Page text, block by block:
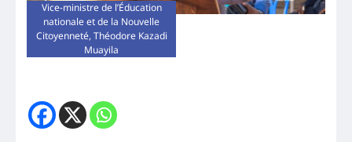
Vice-ministre de l’Éducation
nationale et de la Nouvelle
Citoyenneté, Théodore Kazadi
Muayila